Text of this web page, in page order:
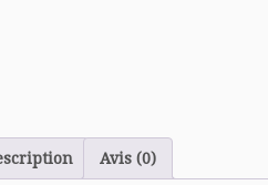
Avis (0)